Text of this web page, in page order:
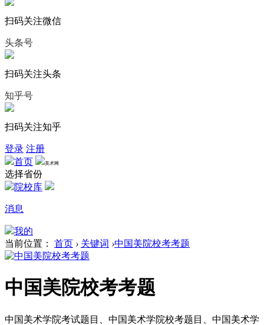
扫码关注微信
头条号
扫码关注头条
知乎号
扫码关注知乎
登录 注册
首页
美术网
选择省份
院校库
消息
我的
当前位置：
首页 › 关键词 ›中国美院校考考题
中国美院校考考题
中国美术学院考试题目、中国美术学院校考题目、中国美术学